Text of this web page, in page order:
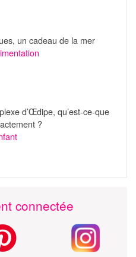
un cadeau de la mer
d’Œdipe, qu’est-ce-que
?
connectée